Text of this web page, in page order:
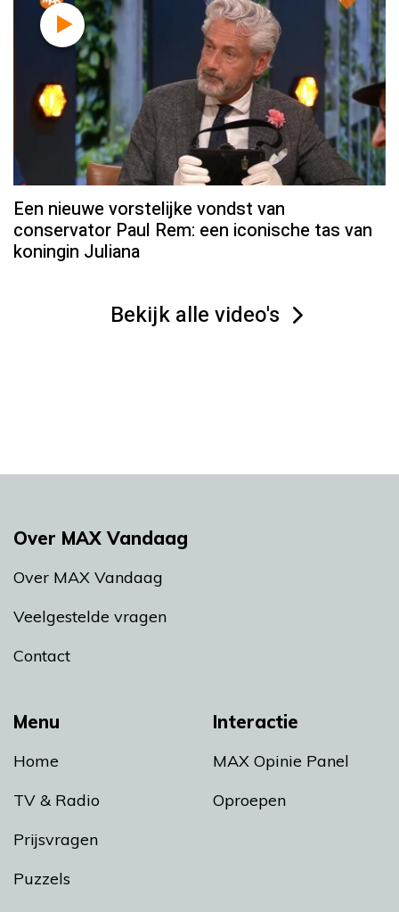
Een nieuwe vorstelijke vondst van
conservator Paul Rem: een iconische tas van
koningin Juliana
Bekijk alle video's
Menu
Home
TV & Radio
Prijsvragen
Puzzels
Interactie
MAX Opinie Panel
Oproepen
Over MAX Vandaag
Over MAX Vandaag
Veelgestelde vragen
Contact